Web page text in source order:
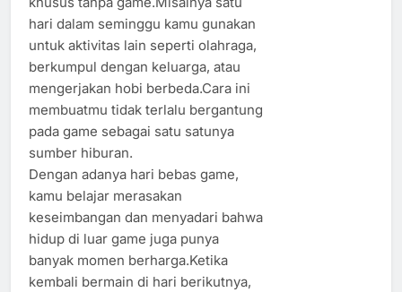
hari dalam seminggu kamu gunakan
untuk aktivitas lain seperti olahraga,
berkumpul dengan keluarga, atau
mengerjakan hobi berbeda.Cara ini
membuatmu tidak terlalu bergantung
pada game sebagai satu satunya
sumber hiburan.
Dengan adanya hari bebas game,
kamu belajar merasakan
keseimbangan dan menyadari bahwa
hidup di luar game juga punya
banyak momen berharga.Ketika
kembali bermain di hari berikutnya,